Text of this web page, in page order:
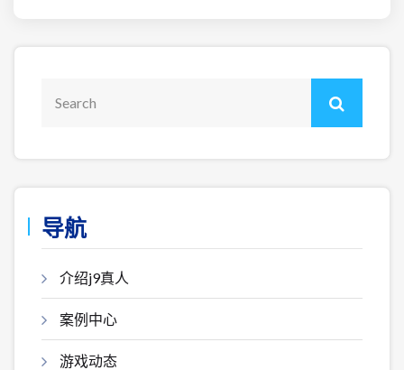
导航
介绍j9真人
案例中心
游戏动态